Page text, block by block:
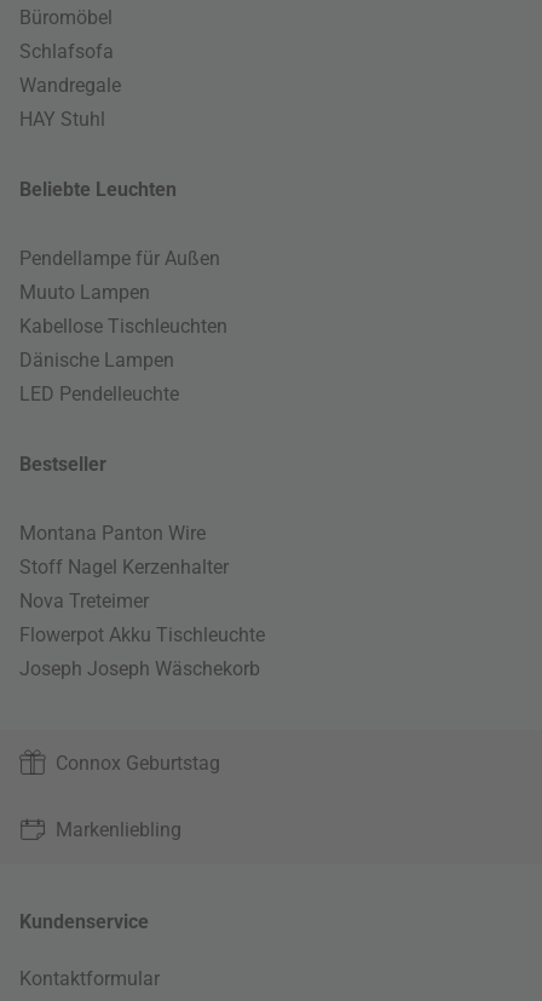
Büromöbel
Schlafsofa
Wandregale
HAY Stuhl
Beliebte Leuchten
Pendellampe für Außen
Muuto Lampen
Kabellose Tischleuchten
Dänische Lampen
LED Pendelleuchte
Bestseller
Montana Panton Wire
Stoff Nagel Kerzenhalter
Nova Treteimer
Flowerpot Akku Tischleuchte
Joseph Joseph Wäschekorb
Connox Geburtstag
Markenliebling
Kundenservice
Kontaktformular